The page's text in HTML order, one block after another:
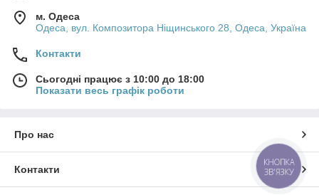
м. Одеса
Одеса, вул. Композитора Ніщинського 28, Одеса, Україна
Контакти
Сьогодні працює з 10:00 до 18:00
Показати весь графік роботи
Про нас
Контакти
КНОПКА
ЗВ'ЯЗКУ